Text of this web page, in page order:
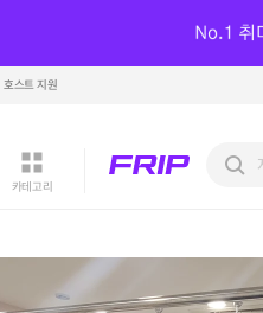
호스트 지원
카테고리